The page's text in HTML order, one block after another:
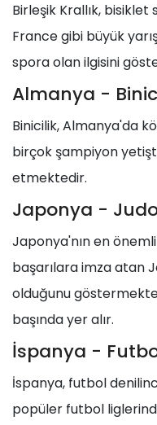
Birleşik Krallık,
France gibi büyük
spora olan ilgisini
Almanya -
Binicilik, Almanya'da
birçok şampiyon
etmektedir.
Japonya -
Japonya'nın en
başarılara imza atan
olduğunu
başında yer alır.
İspanya -
İspanya, futbol
popüler futbol